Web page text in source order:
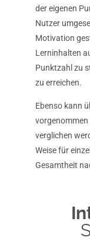
der eigenen
Nutzer
Motivation
Lerninhalten
Punktzahl zu
zu erreichen.
Ebenso kann
verglichen
Weise für
Gesamtheit
Klicke